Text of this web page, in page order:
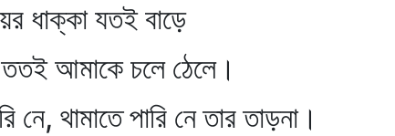
ধাক্কা যতই বাড়ে
চলে ঠেলে।
নে, থামাতে পারি নে তার তাড়না।